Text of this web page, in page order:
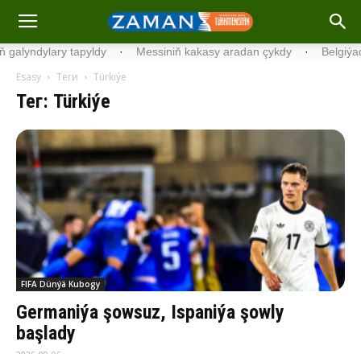
tapyldy · Messiniň kakasy aradan çykdy · Belgiýada
Esasy Теги Türkiýe
Тег: Türkiýe
FIFA Dünýä Kubogy
Germaniýa şowsuz, Ispaniýa şowly
başlady